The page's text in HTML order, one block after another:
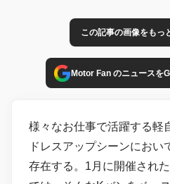
この記事の画像をもっ
Motor Fan のニュースを
様々なお仕事で活躍する軽
ドレスアップシーンにおい
存在する。1月に開催され